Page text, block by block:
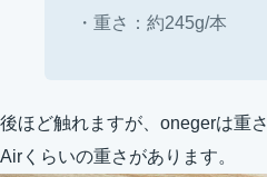
・重さ：約245g/本
後ほど触れますが、onegerは重
Airくらいの重さがあります。